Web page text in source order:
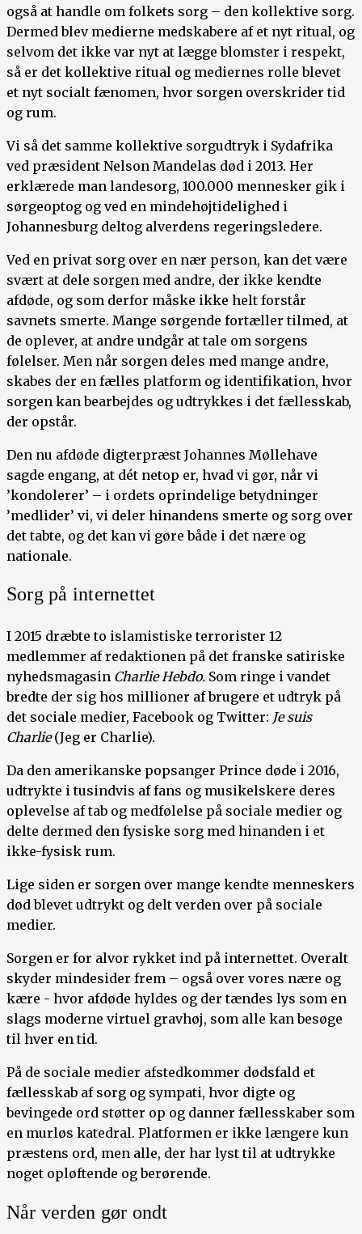
også at handle om folkets sorg – den kollektive sorg.
Dermed blev medierne medskabere af et nyt ritual, og
selvom det ikke var nyt at lægge blomster i respekt,
så er det kollektive ritual og mediernes rolle blevet
et nyt socialt fænomen, hvor sorgen overskrider tid
og rum.
Vi så det samme kollektive sorgudtryk i Sydafrika
ved præsident Nelson Mandelas død i 2013. Her
erklærede man landesorg, 100.000 mennesker gik i
sørgeoptog og ved en mindehøjtidelighed i
Johannesburg deltog alverdens regeringsledere.
Ved en privat sorg over en nær person, kan det være
svært at dele sorgen med andre, der ikke kendte
afdøde, og som derfor måske ikke helt forstår
savnets smerte. Mange sørgende fortæller tilmed, at
de oplever, at andre undgår at tale om sorgens
følelser. Men når sorgen deles med mange andre,
skabes der en fælles platform og identifikation, hvor
sorgen kan bearbejdes og udtrykkes i det fællesskab,
der opstår.
Den nu afdøde digterpræst Johannes Møllehave
sagde engang, at dét netop er, hvad vi gør, når vi
’kondolerer’ – i ordets oprindelige betydninger
’medlider’ vi, vi deler hinandens smerte og sorg over
det tabte, og det kan vi gøre både i det nære og
nationale.
Sorg på internettet
I 2015 dræbte to islamistiske terrorister 12
medlemmer af redaktionen på det franske satiriske
nyhedsmagasin Charlie Hebdo. Som ringe i vandet
bredte der sig hos millioner af brugere et udtryk på
det sociale medier, Facebook og Twitter: Je suis
Charlie(Jeg er Charlie).
Da den amerikanske popsanger Prince døde i 2016,
udtrykte i tusindvis af fans og musikelskere deres
oplevelse af tab og medfølelse på sociale medier og
delte dermed den fysiske sorg med hinanden i et
ikke-fysisk rum.
Lige siden er sorgen over mange kendte menneskers
død blevet udtrykt og delt verden over på sociale
medier.
Sorgen er for alvor rykket ind på internettet. Overalt
skyder mindesider frem – også over vores nære og
kære - hvor afdøde hyldes og der tændes lys som en
slags moderne virtuel gravhøj, som alle kan besøge
til hver en tid.
På de sociale medier afstedkommer dødsfald et
fællesskab af sorg og sympati, hvor digte og
bevingede ord støtter op og danner fællesskaber som
en murløs katedral. Platformen er ikke længere kun
præstens ord, men alle, der har lyst til at udtrykke
noget opløftende og berørende.
Når verden gør ondt